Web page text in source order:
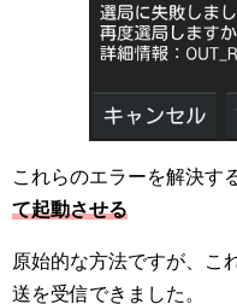
これらのエラーを解決す
て起動させる
原始的な方法ですが、こ
送を受信できました。